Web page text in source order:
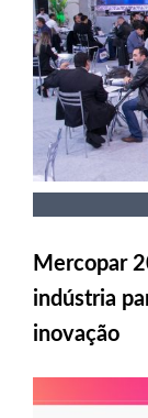
Mercopar
indústria
inovação